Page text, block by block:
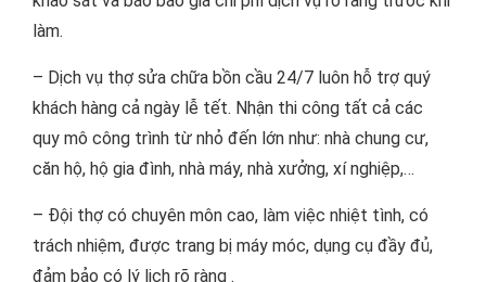
làm.
– Dịch vụ thợ sửa chữa bồn cầu 24/7 luôn hỗ trợ quý
khách hàng cả ngày lễ tết. Nhận thi công tất cả các
quy mô công trình từ nhỏ đến lớn như: nhà chung cư,
căn hộ, hộ gia đình, nhà máy, nhà xưởng, xí nghiệp,…
– Đội thợ có chuyên môn cao, làm việc nhiệt tình, có
trách nhiệm, được trang bị máy móc, dụng cụ đầy đủ,
đảm bảo có lý lịch rõ ràng .